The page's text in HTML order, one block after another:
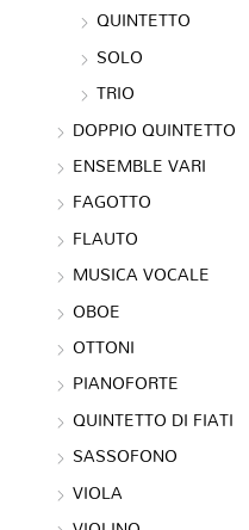
QUINTETTO
SOLO
TRIO
DOPPIO QUINTETTO
ENSEMBLE VARI
FAGOTTO
FLAUTO
MUSICA VOCALE
OBOE
OTTONI
PIANOFORTE
QUINTETTO DI FIATI
SASSOFONO
VIOLA